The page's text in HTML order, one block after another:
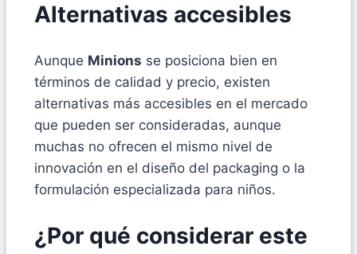
Alternativas accesibles
Aunque Minions se posiciona bien en
términos de calidad y precio, existen
alternativas más accesibles en el mercado
que pueden ser consideradas, aunque
muchas no ofrecen el mismo nivel de
innovación en el diseño del packaging o la
formulación especializada para niños.
¿Por qué considerar este